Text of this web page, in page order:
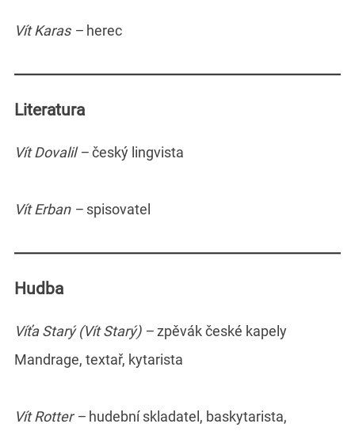
Vít Karas – herec
Literatura
Vít Dovalil –český lingvista
Vít Erban – spisovatel
Hudba
Víťa Starý (Vít Starý) –zpěvák české kapely
Mandrage, textař, kytarista
Vít Rotter – hudební skladatel, baskytarista,